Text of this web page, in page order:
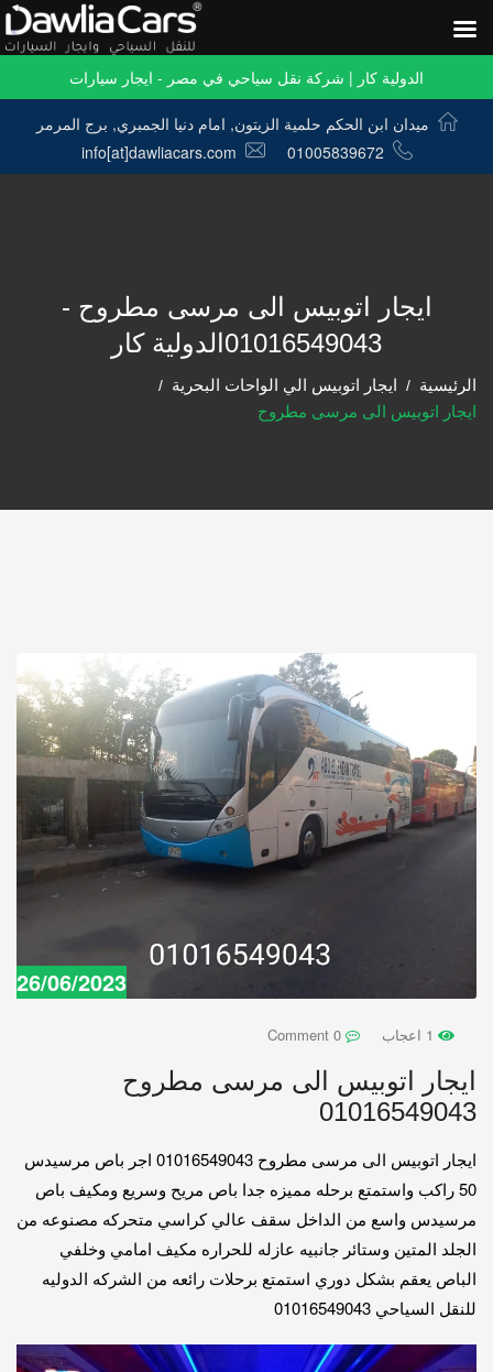
الدولية كار | شركة نقل سياحي في مصر - ايجار سيارات
ميدان ابن الحكم حلمية الزيتون, امام دنيا الجمبري, برج المرمر
01005839672
info[at]dawliacars.com
ايجار اتوبيس الى مرسى مطروح -
01016549043الدولية كار
الرئيسية
ايجار اتوبيس الي الواحات البحرية
ايجار اتوبيس الى مرسى مطروح
26/06/2023
ايجار اتوبيس الى مرسى مطروح
01016549043
ايجار اتوبيس الى مرسى مطروح 01016549043 اجر باص مرسيدس
50 راكب واستمتع برحله مميزه جدا باص مريح وسريع ومكيف باص
مرسيدس واسع من الداخل سقف عالي كراسي متحركه مصنوعه من
الجلد المتين وستائر جانبيه عازله للحراره مكيف امامي وخلفي
الباص يعقم بشكل دوري استمتع برحلات رائعه من الشركه الدوليه
للنقل السياحي 01016549043